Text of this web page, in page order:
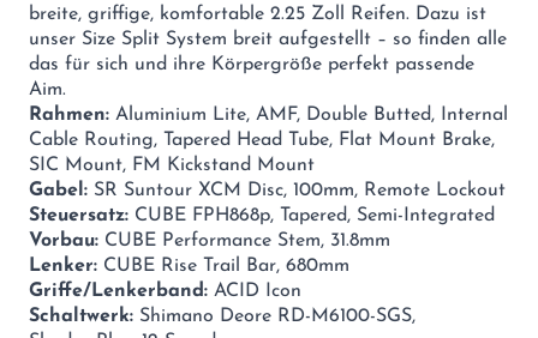
breite, griffige, komfortable 2.25 Zoll Reifen. Dazu ist
unser Size Split System breit aufgestellt – so finden alle
das für sich und ihre Körpergröße perfekt passende
Aim.
Rahmen: Aluminium Lite, AMF, Double Butted, Internal
Cable Routing, Tapered Head Tube, Flat Mount Brake,
SIC Mount, FM Kickstand Mount
Gabel: SR Suntour XCM Disc, 100mm, Remote Lockout
Steuersatz: CUBE FPH868p, Tapered, Semi-Integrated
Vorbau: CUBE Performance Stem, 31.8mm
Lenker: CUBE Rise Trail Bar, 680mm
Griffe/Lenkerband: ACID Icon
Schaltwerk: Shimano Deore RD-M6100-SGS,